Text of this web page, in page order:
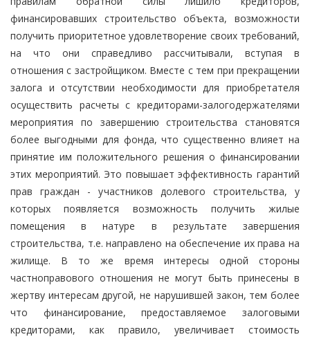
финансировавших строительство объекта, возможности
получить приоритетное удовлетворение своих требований,
на что они справедливо рассчитывали, вступая в
отношения с застройщиком. Вместе с тем при прекращении
залога и отсутствии необходимости для приобретателя
осуществить расчеты с кредиторами-залогодержателями
мероприятия по завершению строительства становятся
более выгодными для фонда, что существенно влияет на
принятие им положительного решения о финансировании
этих мероприятий. Это повышает эффективность гарантий
прав граждан - участников долевого строительства, у
которых появляется возможность получить жилые
помещения в натуре в результате завершения
строительства, т.е. направлено на обеспечение их права на
жилище. В то же время интересы одной стороны
частноправового отношения не могут быть принесены в
жертву интересам другой, не нарушившей закон, тем более
что финансирование, предоставляемое залоговыми
кредиторами, как правило, увеличивает стоимость